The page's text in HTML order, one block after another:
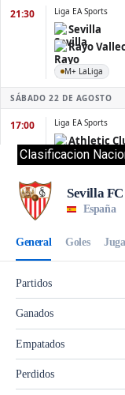
Clasificacion